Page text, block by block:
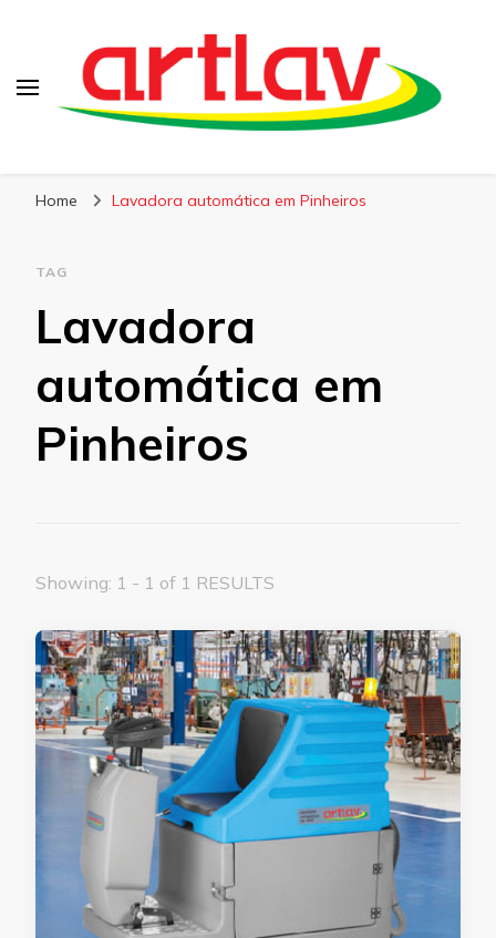
Home Lavadora automática em Pinheiros
TAG
Lavadora
automática em
Pinheiros
Showing: 1 - 1 of 1 RESULTS